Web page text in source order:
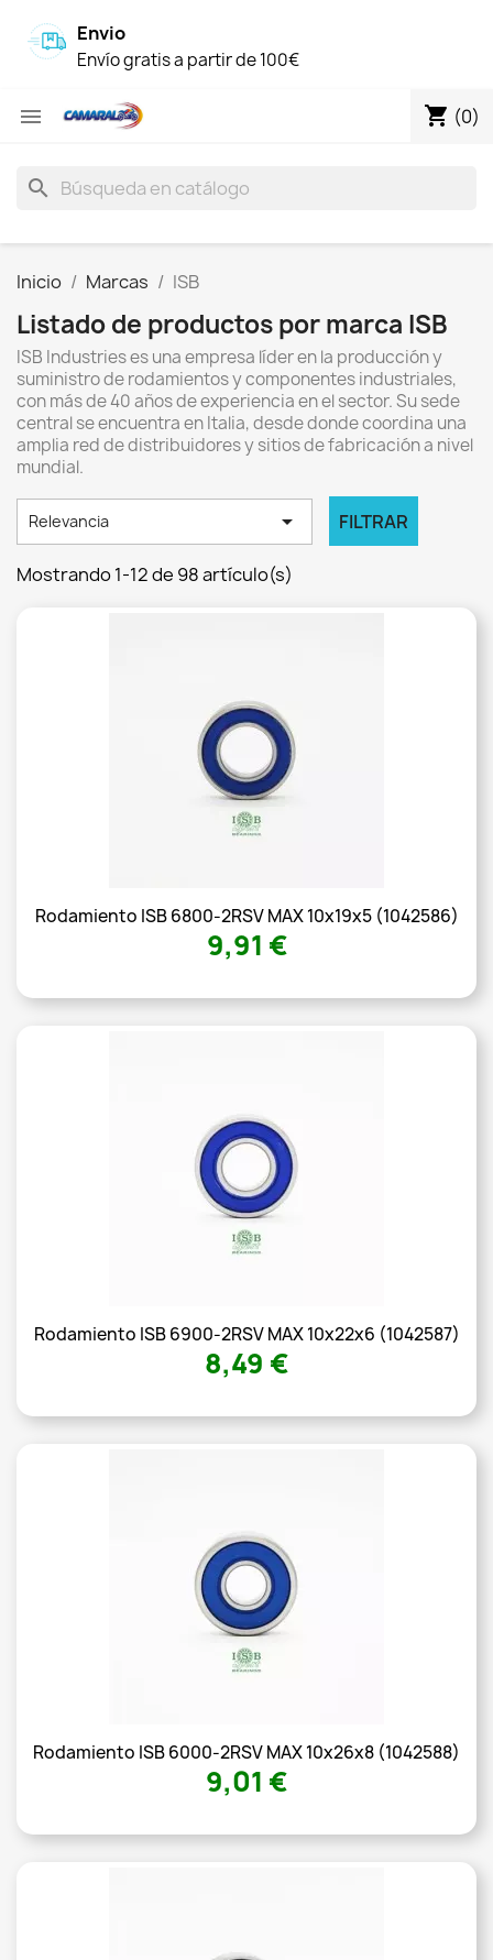
Envio
Envío gratis a partir de 100€
 shopping_cart (0)
search
Inicio Marcas ISB
Listado de productos por marca ISB
ISB Industries es una empresa líder en la producción y
suministro de rodamientos y componentes industriales,
con más de 40 años de experiencia en el sector.Su sede
central se encuentra en Italia, desde donde coordina una
amplia red de distribuidores y sitios de fabricación a nivel
mundial.
Relevancia  FILTRAR
Mostrando 1-12 de 98 artículo(s)
Rodamiento ISB 6800-2RSV MAX 10x19x5 (1042586)
9,91 €
Rodamiento ISB 6900-2RSV MAX 10x22x6 (1042587)
8,49 €
Rodamiento ISB 6000-2RSV MAX 10x26x8 (1042588)
9,01 €